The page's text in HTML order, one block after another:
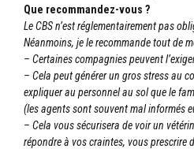
Que recommandez-vous ?
Le CBS n’est réglementairement pas
Néanmoins, je le recommande tout de
– Certaines compagnies peuvent
– Cela peut générer un gros stress au
expliquer au personnel au sol que le
(les agents sont souvent mal informés
– Cela vous sécurisera de voir un
répondre à vos craintes, vous prescrire